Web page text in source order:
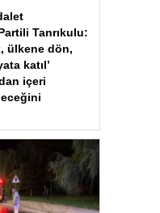
Tanrıkulu:
ülkene dön,
katıl’
içeri